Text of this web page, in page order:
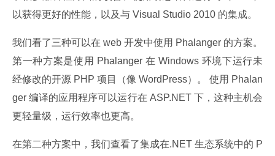
以获得更好的性能，以及与 Visual Studio 2010 的集成。
我们看了三种可以在 web 开发中使用 Phalanger 的方案。
第一种方案是使用 Phalanger 在 Windows 环境下运行未
经修改的开源 PHP 项目（像 WordPress）。 使用 Phalan
ger 编译的应用程序可以运行在 ASP.NET 下，这种主机会
更轻量级，运行效率也更高。
在第二种方案中，我们查看了集成在.NET 生态系统中的 P